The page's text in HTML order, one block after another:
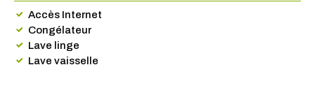
Accès Internet
Congélateur
Lave linge
Lave vaisselle